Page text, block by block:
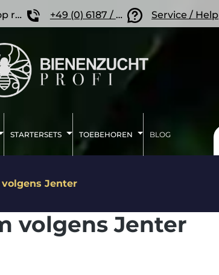
+49 (0) 6187 / 207 57 86 Service / Help
STARTERSETS TOEBEHOREN BLOG
Jenter
volgens Jenter